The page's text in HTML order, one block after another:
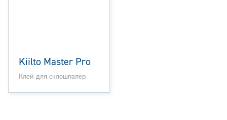
Kiilto Master Pro
Клей для склошпалер